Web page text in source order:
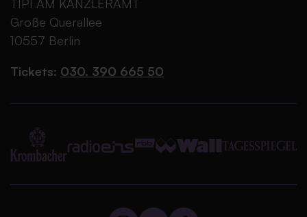
TIPI AM KANZLERAMT
Große Querallee
10557 Berlin
Tickets: 030. 390 665 50